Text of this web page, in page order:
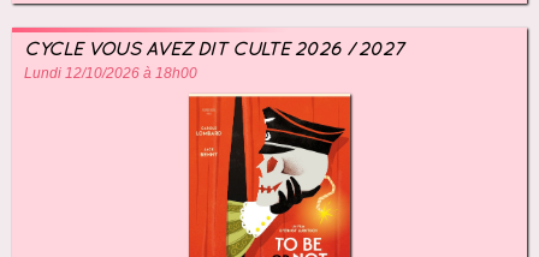
CYCLE VOUS AVEZ DIT CULTE 2026 / 2027
Lundi 12/10/2026 à 18h00